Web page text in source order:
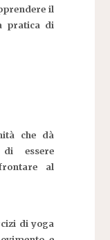
il
pratica di
che dà
essere
al
di yoga